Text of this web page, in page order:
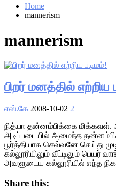
Home
mannerism
mannerism
பிறர் மனத்தில் எற்றிய
எஸ்.கே 2008-10-02 2
நித்யா தன்னம்பிக்கை மிக்கவள்.
அடிப்படையில் அமைந்த
பூர்த்தியாக செவ்வனே செய்து
கல்லூரியிலும் வீட்டிலும் பெயர்
அவளுடைய கல்லூரியில் எந்த
Share this: